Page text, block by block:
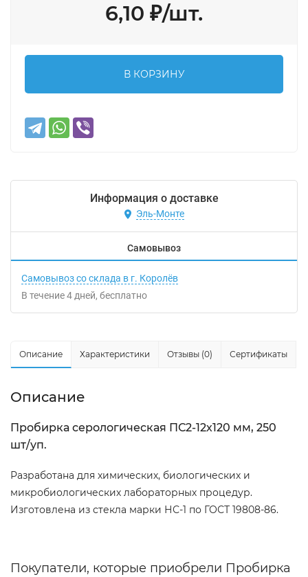
6,10 ₽/шт.
В КОРЗИНУ
Информация о доставке
Эль-Монте
Самовывоз
Самовывоз со склада в г. Королёв
В течение4 дней Бесплатно
Описание Характеристики Отзывы (0) Сертификаты
Описание
Пробирка серологическая ПС2-12х120 мм, 250
шт/уп.
Разработана для химических, биологических и
микробиологических лабораторных процедур.
Изготовлена из стекла марки НС-1 по ГОСТ 19808-86.
Покупатели, которые приобрели Пробирка